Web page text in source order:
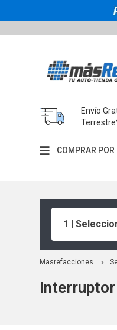
Envío
COMPRAR POR
1 |
Masrefacciones
Interruptor